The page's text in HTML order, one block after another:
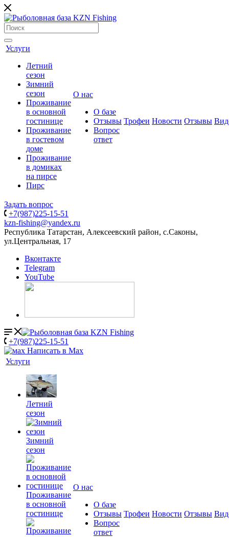
Услуги
Летний
сезон
Зимний
сезон
Проживание
в основной
гостинице
Проживание
в гостевом
доме
Проживание
в домиках
на пирсе
Пирс
О нас
О базе
Отзывы
Вопрос
ответ
Трофеи Новости Отзывы
Задать вопрос
+7(987)225-15-51
kzn-fishing@yandex.ru
Республика Татарстан, Алексеевский район, с.Саконы,
ул.Центральная, 17
Вконтакте
Telegram
YouTube
+7(987)225-15-51
Написать в Мах
Услуги
Летний
сезон
Зимний
сезон
Проживание
в основной
гостинице
О нас
О базе
Отзывы
Вопрос
ответ
Трофеи Новости Отзывы